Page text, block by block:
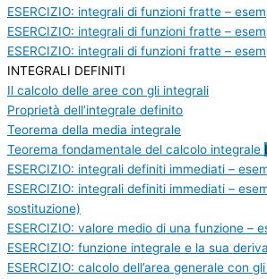
ESERCIZIO: integrali di funzioni fratte –
ESERCIZIO: integrali di funzioni fratte –
ESERCIZIO: integrali di funzioni fratte –
INTEGRALI DEFINITI
Il calcolo delle aree con gli integrali
Proprietà dell’integrale definito
Teorema della media integrale
Teorema fondamentale del calcolo integrale
ESERCIZIO: integrali definiti immediati –
ESERCIZIO: integrali definiti immediati –
sostituzione)
ESERCIZIO: valore medio di una funzione –
ESERCIZIO: funzione integrale e la sua
ESERCIZIO: calcolo dell’area generale con